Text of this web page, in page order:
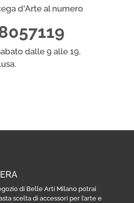
d'Arte al numero
dalle 9 alle 19,
di Belle Arti Milano potrai
scelta di accessori per l’arte e